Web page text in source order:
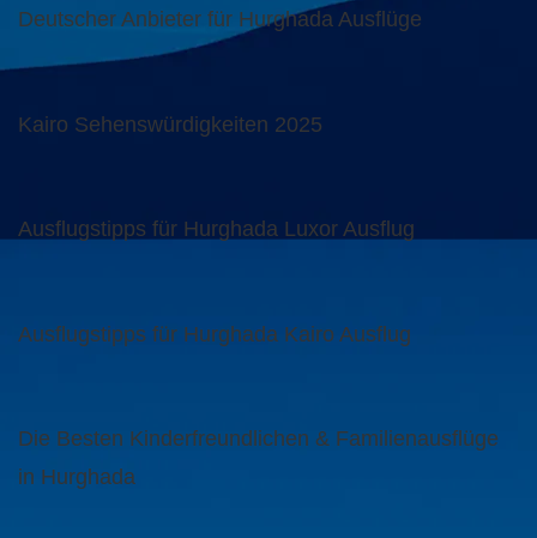
Deutscher Anbieter für Hurghada Ausflüge
Kairo Sehenswürdigkeiten 2025
Ausflugstipps für Hurghada Luxor Ausflug
Ausflugstipps für Hurghada Kairo Ausflug
Die Besten Kinderfreundlichen & Familienausflüge
in Hurghada